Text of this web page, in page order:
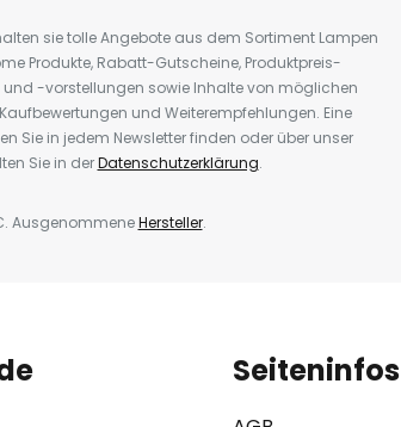
sie tolle Angebote aus dem Sortiment Lampen
Produkte, Rabatt-Gutscheine, Produktpreis-
-vorstellungen sowie Inhalte von möglichen
und Weiterempfehlungen. Eine
Sie in jedem Newsletter finden oder über unser
Sie in derDatenschutzerklärung.
AusgenommeneHersteller.
Seiteninfos